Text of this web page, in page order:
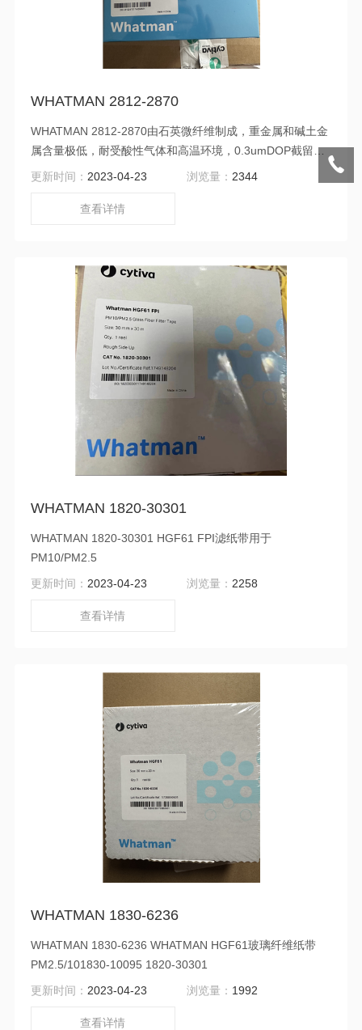
WHATMAN 2812-2870
WHATMAN 2812-2870由石英微纤维制成，重金属和碱土金
属含量极低，耐受酸性气体和高温环境，0.3umDOP截留效
率>99.995%,耐受500-900℃高温，QMA提供带编码的方形
气环境下的采样（可避免硫酸盐和硝酸盐产物生成），它是
（BαP）、多氯联苯（PCB）等的测定。
更新时间： 2023-04-23 浏览量： 2344
查看详情
WHATMAN 1820-30301
WHATMAN 1820-30301 HGF61 FPI滤纸带用于
PM10/PM2.5
更新时间： 2023-04-23 浏览量： 2258
查看详情
WHATMAN 1830-6236
WHATMAN 1830-6236 WHATMAN HGF61玻璃纤维纸带
PM2.5/101830-10095 1820-30301
更新时间： 2023-04-23 浏览量： 1992
查看详情